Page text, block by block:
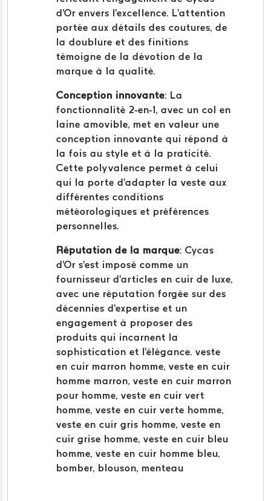
d'Or envers l'excellence. L'attention
portée aux détails des coutures, de
la doublure et des finitions
témoigne de la dévotion de la
marque à la qualité.
Conception innovante: La
fonctionnalité 2-en-1, avec un col en
laine amovible, met en valeur une
conception innovante qui répond à
la fois au style et à la praticité.
Cette polyvalence permet à celui
qui la porte d'adapter la veste aux
différentes conditions
météorologiques et préférences
personnelles.
Réputation de la marque: Cycas
d'Or s'est imposé comme un
fournisseur d'articles en cuir de luxe,
avec une réputation forgée sur des
décennies d'expertise et un
engagement à proposer des
produits qui incarnent la
sophistication et l'élégance. veste
en cuir marron homme, veste en cuir
homme marron, veste en cuir marron
pour homme, veste en cuir vert
homme, veste en cuir verte homme,
veste en cuir gris homme, veste en
cuir grise homme, veste en cuir bleu
homme, veste en cuir homme bleu,
bomber, blouson, menteau